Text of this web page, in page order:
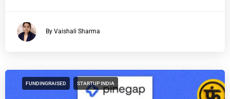
By Vaishali Sharma
FUNDINGRAISED STARTUP INDIA